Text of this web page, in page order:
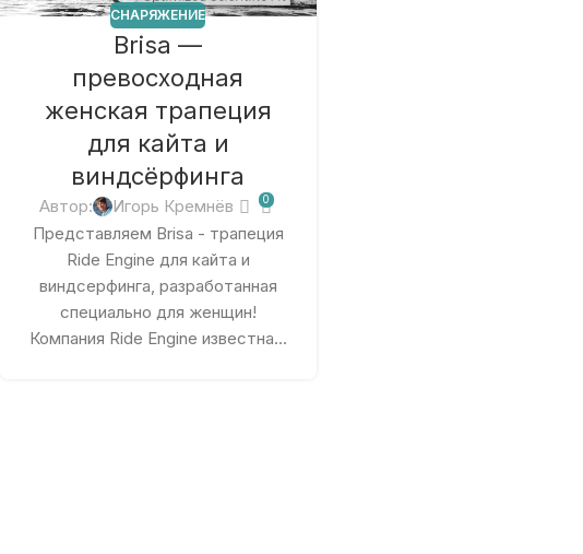
СНАРЯЖЕНИЕ
Brisa —
превосходная
женская трапеция
для кайта и
виндсёрфинга
Автор: Игорь Кремнёв 0
Представляем Brisa - трапеция
Ride Engine для кайта и
виндсерфинга, разработанная
специально для женщин!
Компания Ride Engine известна...